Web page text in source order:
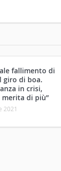
fallimento di
giro di boa.
in crisi,
di più”
2021